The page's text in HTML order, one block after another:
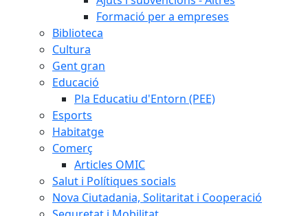
Formació per a empreses
Biblioteca
Cultura
Gent gran
Educació
Pla Educatiu d'Entorn (PEE)
Esports
Habitatge
Comerç
Articles OMIC
Salut i Polítiques socials
Nova Ciutadania, Solitaritat i Cooperació